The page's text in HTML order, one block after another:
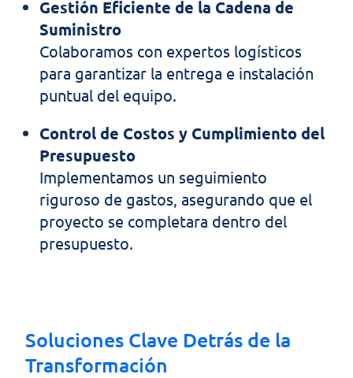
Gestión Eficiente de la Cadena de
Suministro
Colaboramos con expertos logísticos
para garantizar la entrega e instalación
puntual del equipo.
Control de Costos y Cumplimiento del
Presupuesto
Implementamos un seguimiento
riguroso de gastos, asegurando que el
proyecto se completara dentro del
presupuesto.
Soluciones Clave Detrás de la
Transformación